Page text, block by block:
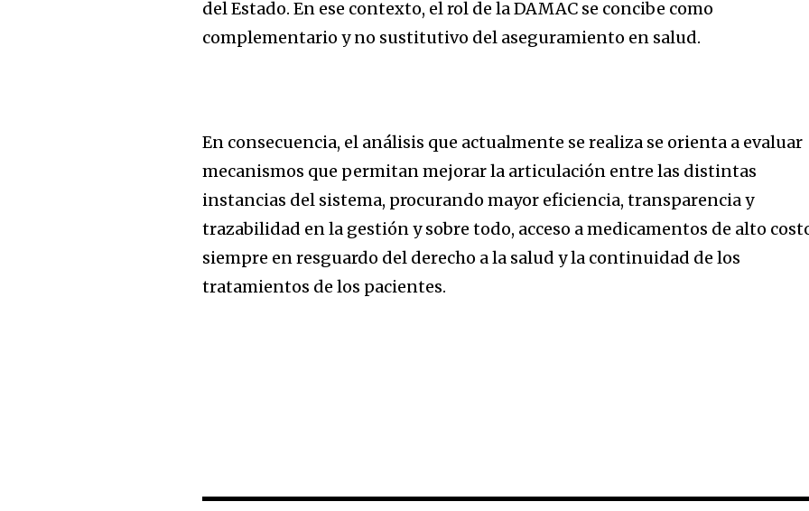
del Estado. En ese contexto, el rol de la DAMAC se concibe como
complementario y no sustitutivo del aseguramiento en salud.
En consecuencia, el análisis que actualmente se realiza se orienta a evaluar
mecanismos que permitan mejorar la articulación entre las distintas
instancias del sistema, procurando mayor eficiencia, transparencia y
trazabilidad en la gestión y sobre todo, acceso a medicamentos de alto
siempre en resguardo del derecho a la salud y la continuidad de los
tratamientos de los pacientes.